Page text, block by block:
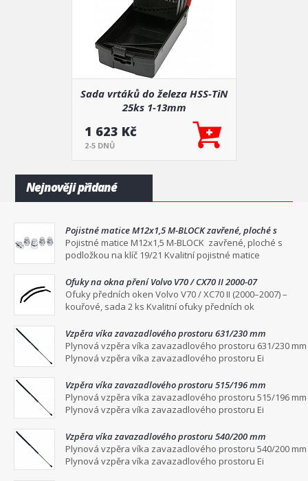
Sada vrtáků do železa HSS-TiN
25ks 1-13mm
1 623 Kč
2-5 DNŮ
Nejnověji přidané
Pojistné matice M12x1,5 M-BLOCK zavřené, ploché s
podložkou na klíč 19/21
Pojistné matice M12x1,5 M-BLOCK zavřené, ploché s
podložkou na klíč 19/21 Kvalitní pojistné matice
Ofuky na okna pření Volvo V70 / CX70 II 2000-07
Ofuky předních oken Volvo V70 / XC70 II (2000–2007) –
kouřové, sada 2 ks Kvalitní ofuky předních ok
Vzpěra víka zavazadlového prostoru 631/230 mm
Plynová vzpěra víka zavazadlového prostoru 631/230 mm
Plynová vzpěra víka zavazadlového prostoru Ei
Vzpěra víka zavazadlového prostoru 515/196 mm
Plynová vzpěra víka zavazadlového prostoru 515/196 mm
Plynová vzpěra víka zavazadlového prostoru Ei
Vzpěra víka zavazadlového prostoru 540/200 mm
Plynová vzpěra víka zavazadlového prostoru 540/200 mm
Plynová vzpěra víka zavazadlového prostoru Ei